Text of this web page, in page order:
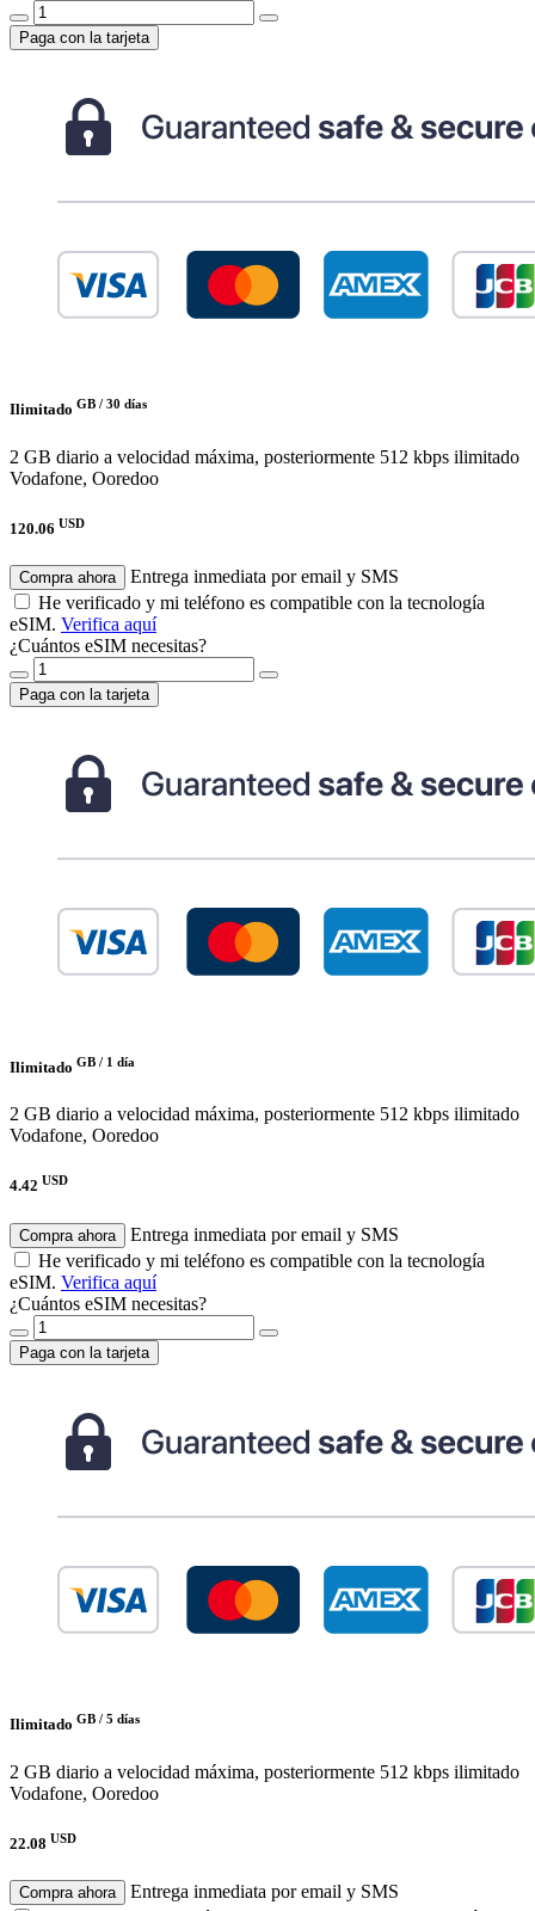
Paga con la tarjeta
Ilimitado GB / 30 días
2 GB diario a velocidad máxima, posteriormente 512 kbps ilimitado
Vodafone, Ooredoo
120.06 USD
Compra ahora
Entrega inmediata por email y SMS
He verificado y mi teléfono es compatible con la tecnología
eSIM. Verifica aquí
¿Cuántos eSIM necesitas?
Paga con la tarjeta
Ilimitado GB / 1 día
2 GB diario a velocidad máxima, posteriormente 512 kbps ilimitado
Vodafone, Ooredoo
4.42 USD
Compra ahora
Entrega inmediata por email y SMS
He verificado y mi teléfono es compatible con la tecnología
eSIM. Verifica aquí
¿Cuántos eSIM necesitas?
Paga con la tarjeta
Ilimitado GB / 5 días
2 GB diario a velocidad máxima, posteriormente 512 kbps ilimitado
Vodafone, Ooredoo
22.08 USD
Compra ahora
Entrega inmediata por email y SMS